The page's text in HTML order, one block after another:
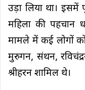
उड़ा लिया था। इसमें
महिला की पहचान
मामले में कई लोगों
मुरुगन, संथन,
श्रीहरन शामिल थे।